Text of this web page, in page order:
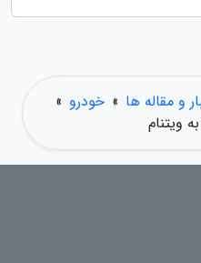
و مقاله ها » خودرو »
ویتنام